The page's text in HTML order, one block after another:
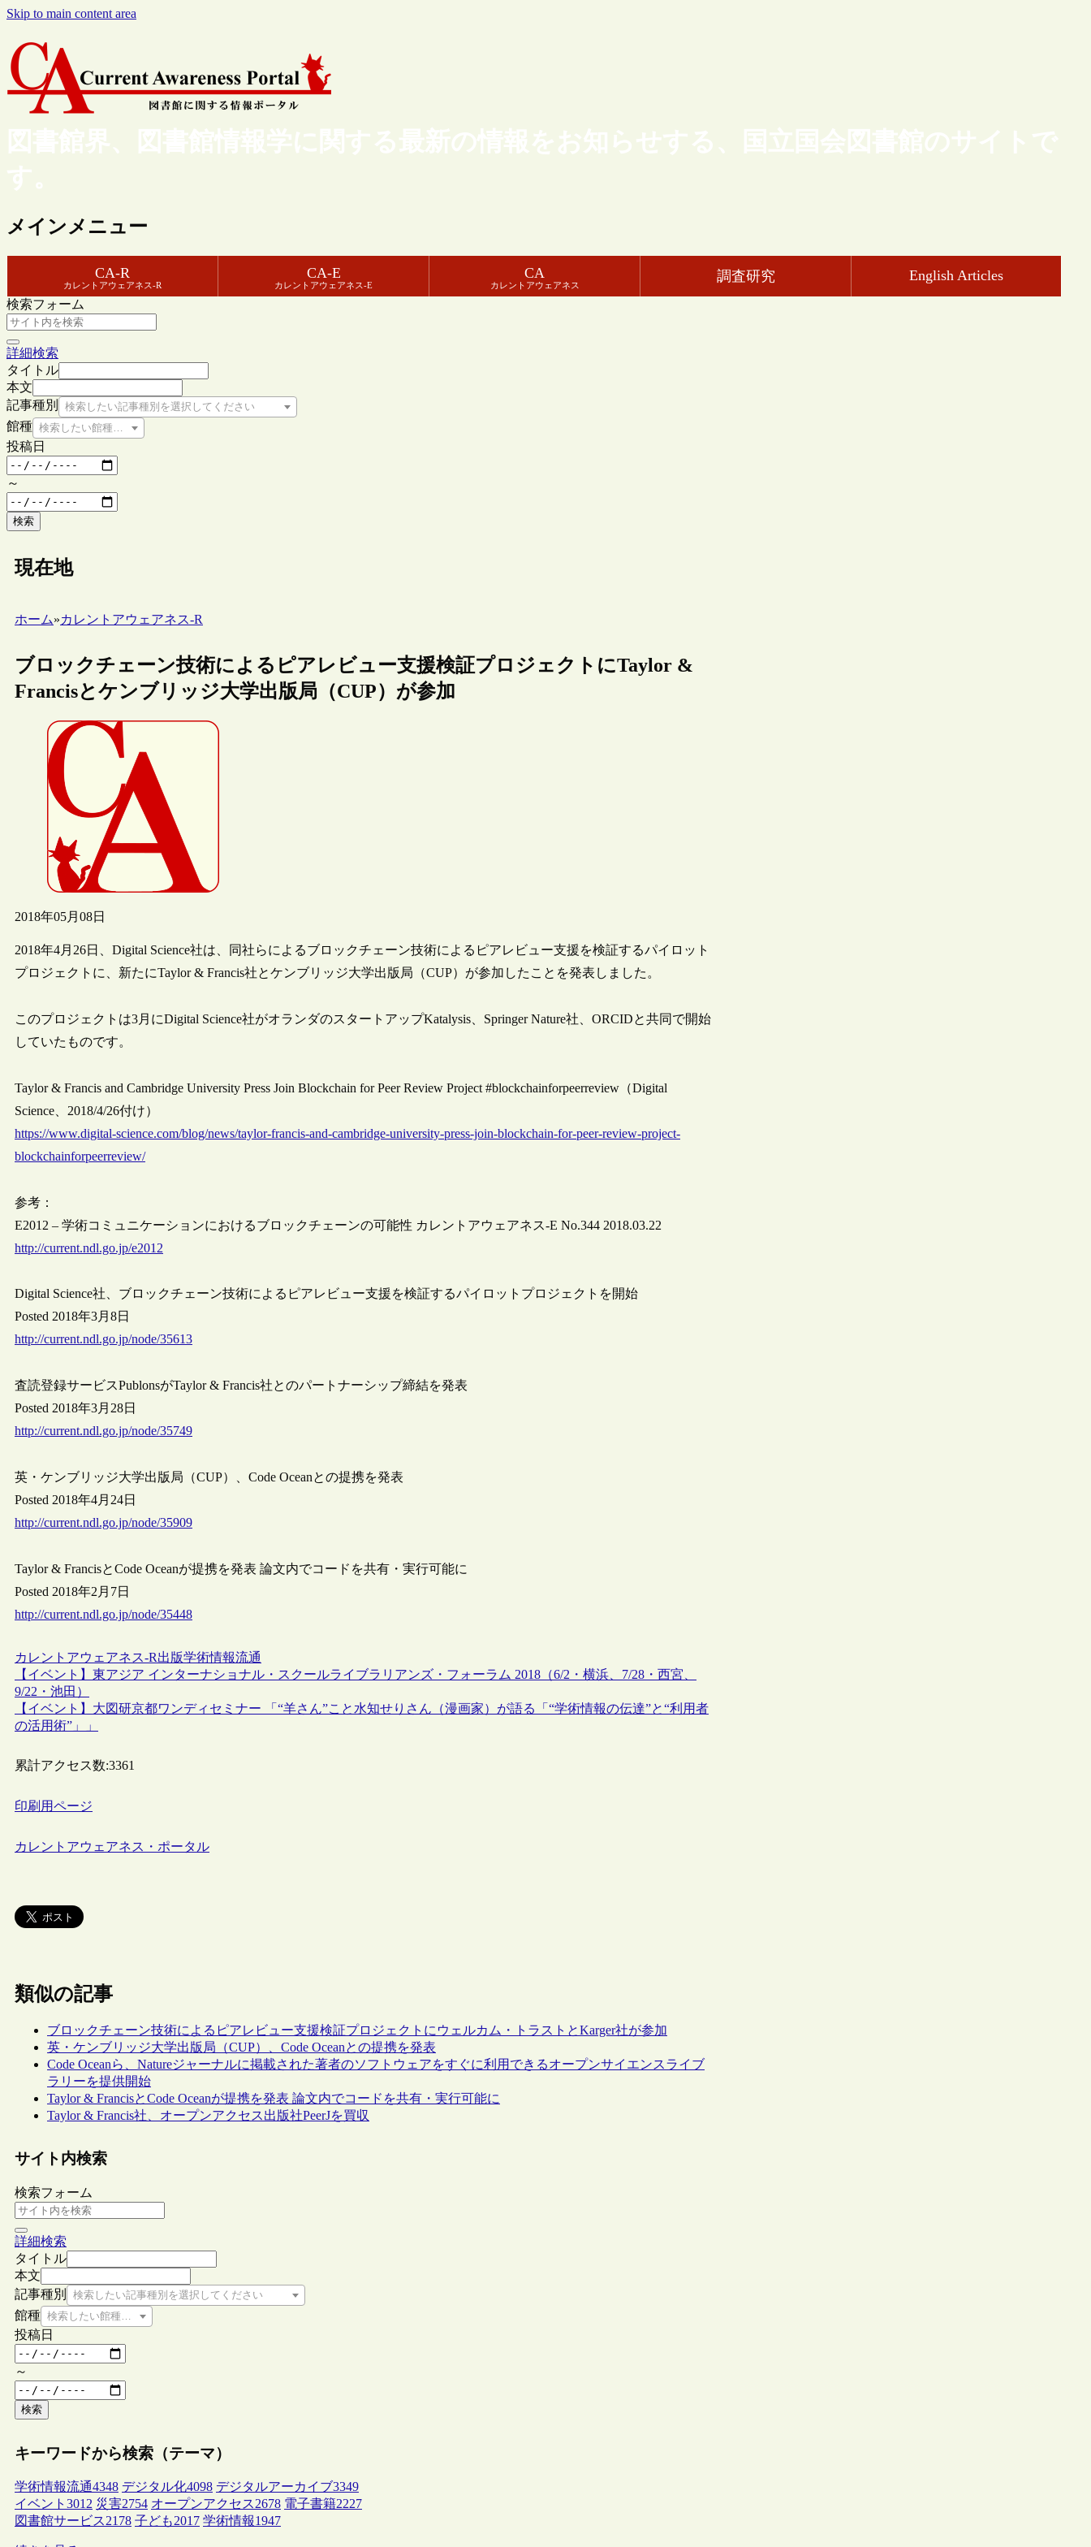
Skip to main content area
図書館界、図書館情報学に関する最新の情報をお知らせする、国立国会図書館のサイトで
す。
メインメニュー
CA-R
カレントアウェアネス-R
CA-E
カレントアウェアネス-E
CA
カレントアウェアネス
調査研究 English Articles
検索フォーム
詳細検索
タイトル
本文
記事種別
検索したい記事種別を選択してください
館種 検索したい館種を選択してください
投稿日
～
検索
現在地
ホーム»カレントアウェアネス-R
ブロックチェーン技術によるピアレビュー支援検証プロジェクトにTaylor &
Francisとケンブリッジ大学出版局（CUP）が参加
2018年05月08日
2018年4月26日、Digital Science社は、同社らによるブロックチェーン技術によるピアレビュー支援を検証するパイロット
プロジェクトに、新たにTaylor & Francis社とケンブリッジ大学出版局（CUP）が参加したことを発表しました。
このプロジェクトは3月にDigital Science社がオランダのスタートアップKatalysis、Springer Nature社、ORCIDと共同で開始
していたものです。
Taylor & Francis and Cambridge University Press Join Blockchain for Peer Review Project #blockchainforpeerreview（Digital
Science、2018/4/26付け）
https://www.digital-science.com/blog/news/taylor-francis-and-cambridge-university-press-join-blockchain-for-peer-review-project-
blockchainforpeerreview/
参考：
E2012 – 学術コミュニケーションにおけるブロックチェーンの可能性 カレントアウェアネス-E No.344 2018.03.22
http://current.ndl.go.jp/e2012
Digital Science社、ブロックチェーン技術によるピアレビュー支援を検証するパイロットプロジェクトを開始
Posted 2018年3月8日
http://current.ndl.go.jp/node/35613
査読登録サービスPublonsがTaylor & Francis社とのパートナーシップ締結を発表
Posted 2018年3月28日
http://current.ndl.go.jp/node/35749
英・ケンブリッジ大学出版局（CUP）、Code Oceanとの提携を発表
Posted 2018年4月24日
http://current.ndl.go.jp/node/35909
Taylor & FrancisとCode Oceanが提携を発表 論文内でコードを共有・実行可能に
Posted 2018年2月7日
http://current.ndl.go.jp/node/35448
カレントアウェアネス-R出版学術情報流通
【イベント】東アジア インターナショナル・スクールライブラリアンズ・フォーラム 2018（6/2・横浜、7/28・西宮、
9/22・池田）
【イベント】大図研京都ワンディセミナー 「“羊さん”こと水知せりさん（漫画家）が語る「“学術情報の伝達”と“利用者
の活用術”」」
累計アクセス数:3361
印刷用ページ
カレントアウェアネス・ポータル
類似の記事
ブロックチェーン技術によるピアレビュー支援検証プロジェクトにウェルカム・トラストとKarger社が参加
英・ケンブリッジ大学出版局（CUP）、Code Oceanとの提携を発表
Code Oceanら、Natureジャーナルに掲載された著者のソフトウェアをすぐに利用できるオープンサイエンスライブ
ラリーを提供開始
Taylor & FrancisとCode Oceanが提携を発表 論文内でコードを共有・実行可能に
Taylor & Francis社、オープンアクセス出版社PeerJを買収
サイト内検索
検索フォーム
詳細検索
タイトル
本文
記事種別
検索したい記事種別を選択してください
館種 検索したい館種を選択してください
投稿日
～
検索
キーワードから検索（テーマ）
学術情報流通4348 デジタル化4098 デジタルアーカイブ3349
イベント 3012 災害2754 オープンアクセス2678 電子書籍2227
図書館サービス2178 子ども2017 学術情報1947